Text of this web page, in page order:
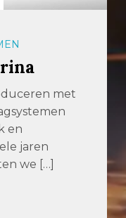
is
al sinds 1919
van